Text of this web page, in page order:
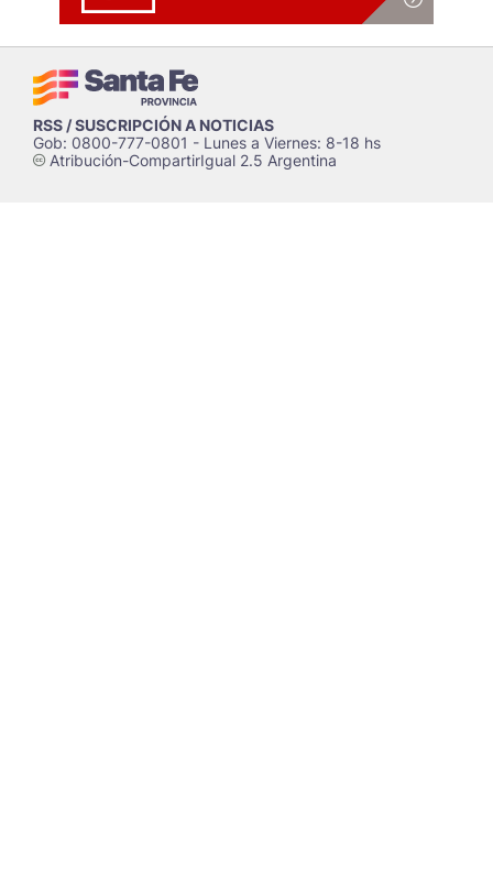
RSS / SUSCRIPCIÓN A NOTICIAS
Gob: 0800-777-0801 - Lunes a Viernes: 8-18 hs
cAtribución-CompartirIgual 2.5 Argentina